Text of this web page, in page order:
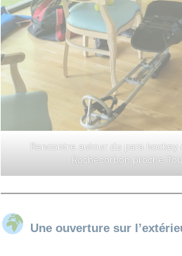
Rencontre autour du para hockey
Rochecorbon proche
Une ouverture sur